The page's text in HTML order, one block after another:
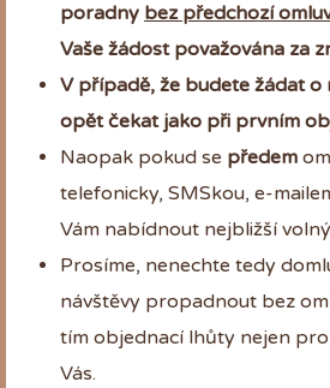
poradny bez předchozí
Vaše žádost považována za
V případě, že budete žádat
opět čekat jako při prvním
Naopak pokud se předem
telefonicky, SMSkou, e-
Vám nabídnout nejbližší
Prosíme, nenechte tedy
návštěvy propadnout bez
tím objednací lhůty nejen
Vás.